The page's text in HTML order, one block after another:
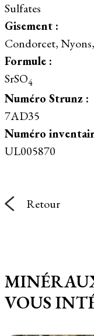
Sulfates
Gisement :
Condorcet,
Formule :
SrSO4
Numéro Strunz :
7AD35
Numéro
UL005870
Retour
VOUS